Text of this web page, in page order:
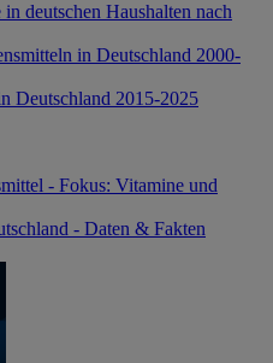
deutschen Haushalten nach
in Deutschland 2000-
Deutschland 2015-2025
- Fokus: Vitamine und
- Daten & Fakten